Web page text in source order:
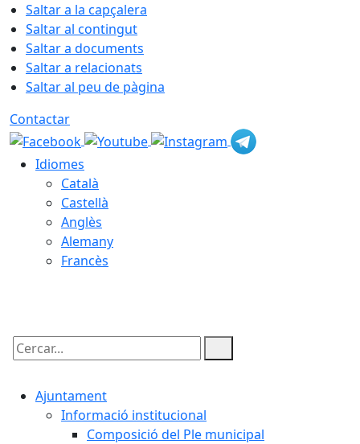
Saltar a la capçalera
Saltar al contingut
Saltar a documents
Saltar a relacionats
Saltar al peu de pàgina
Contactar
Idiomes
Català
Castellà
Anglès
Alemany
Francès
Cercar:
Ajuntament
Informació institucional
Composició del Ple municipal